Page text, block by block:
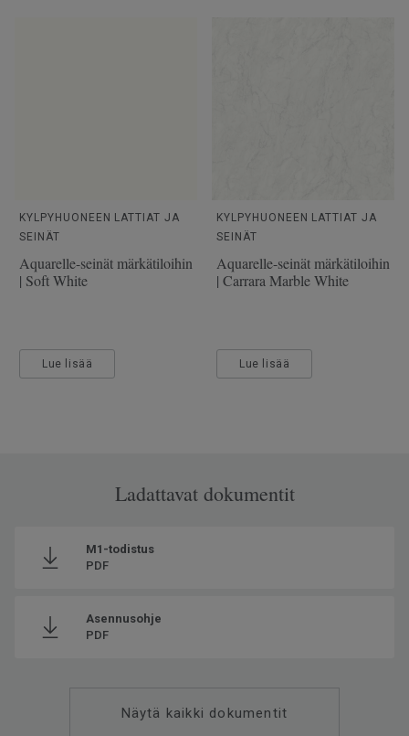
käytössä
Lattialämmitys
Soveltuu (korkeintaan 27°C)
Kulutuskerroksen paksuus
0.55
KYLPYHUONEEN LATTIAT JA
SEINÄT
Aquarelle-seinät märkätiloihin
| Soft White
Lue lisää
KYLPYHUONEEN LATTIAT JA
SEINÄT
Aquarelle-seinät märkätiloihin
| Carrara Marble White
Lue lisää
Ladattavat dokumentit
M1-todistus
PDF
Asennusohje
PDF
Näytä kaikki dokumentit